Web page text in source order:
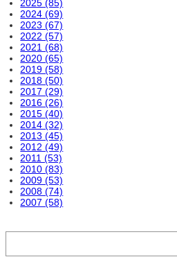
2025 (85)
2024 (69)
2023 (67)
2022 (57)
2021 (68)
2020 (65)
2019 (58)
2018 (50)
2017 (29)
2016 (26)
2015 (40)
2014 (32)
2013 (45)
2012 (49)
2011 (53)
2010 (83)
2009 (53)
2008 (74)
2007 (58)